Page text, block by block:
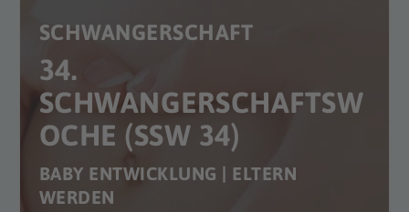
SCHWANGERSCHAFT
34.
SCHWANGERSCHAFTSW
OCHE (SSW 34)
BABY ENTWICKLUNG | ELTERN
WERDEN